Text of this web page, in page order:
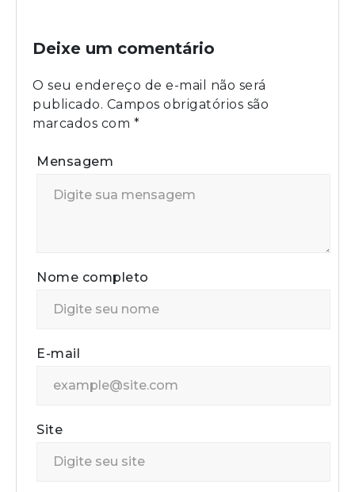
Deixe um comentário
O seu endereço de e-mail não será
publicado. Campos obrigatórios são
marcados com *
Mensagem
Nome completo
E-mail
Site